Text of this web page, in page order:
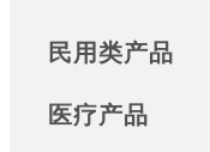
Sitemap
民用类产品
医疗产品